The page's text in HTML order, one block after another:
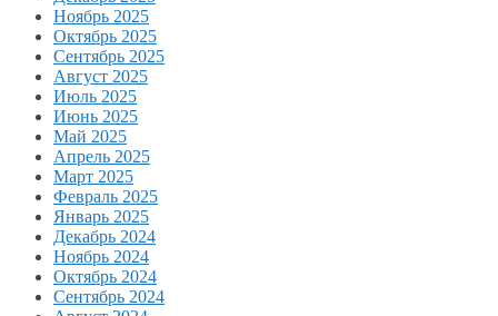
Ноябрь 2025
Октябрь 2025
Сентябрь 2025
Август 2025
Июль 2025
Июнь 2025
Май 2025
Апрель 2025
Март 2025
Февраль 2025
Январь 2025
Декабрь 2024
Ноябрь 2024
Октябрь 2024
Сентябрь 2024